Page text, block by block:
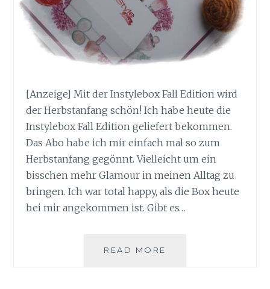
[Anzeige] Mit der Instylebox Fall Edition wird
der Herbstanfang schön! Ich habe heute die
Instylebox Fall Edition geliefert bekommen.
Das Abo habe ich mir einfach mal so zum
Herbstanfang gegönnt. Vielleicht um ein
bisschen mehr Glamour in meinen Alltag zu
bringen. Ich war total happy, als die Box heute
bei mir angekommen ist. Gibt es…
READ MORE